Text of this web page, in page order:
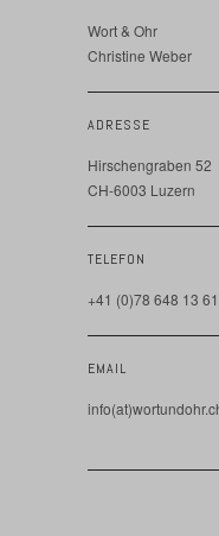
Wort & Ohr
Christine Weber
ADRESSE
Hirschengraben 52
CH-6003 Luzern
TELEFON
+41 (0)78 648 13 61
EMAIL